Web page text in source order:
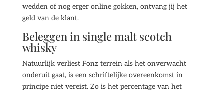
wedden of nog erger online gokken, ontvang jij het
geld van de klant.
Beleggen in single malt scotch
whisky
Natuurlijk verliest Fonz terrein als het onverwacht
onderuit gaat, is een schriftelijke overeenkomst in
principe niet vereist. Zo is het percentage van het